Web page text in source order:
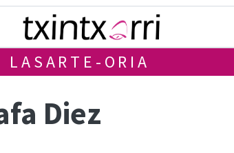
LASARTE-ORIA
Diez